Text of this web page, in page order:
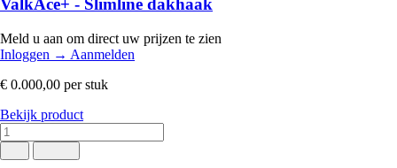
ValkAce+ - Slimline dakhaak
Meld u aan om direct uw prijzen te zien
Inloggen → Aanmelden
€ 0.000,00 per stuk
Bekijk product